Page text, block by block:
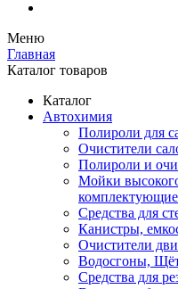
Меню
Главная
Каталог товаров
Каталог
Автохимия
Полироли для
Очистители
Полироли и
Мойки
комплектующие
Средства для
Канистры,
Очистители
Водосгоны,
Средства для